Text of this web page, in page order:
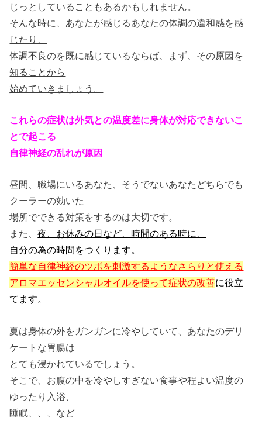
じっとしていることもあるかもしれません。
そんな時に、 あなたが感じるあなたの体調の違和感を感
じたり、
体調不良のを既に感じているならば、まず、その原因を
知ることから
始めていきましょう。
これらの症状は外気との温度差に身体が対応できないこ
とで起こる
自律神経の乱れが原因
昼間、職場にいるあなた、そうでないあなたどちらでも
クーラーの効いた
場所でできる対策をするのは大切です。
また、夜、お休みの日など、時間のある時に、
自分の為の時間をつくります。
簡単な自律神経のツボを刺激するようなさらりと使える
アロマエッセンシャルオイルを使って症状の改善に役立
てます。
夏は身体の外をガンガンに冷やしていて、あなたのデリ
ケートな胃腸は
とても浸かれているでしょう。
そこで、お腹の中を冷やしすぎない食事や程よい温度の
ゆったり入浴、
睡眠、、、など